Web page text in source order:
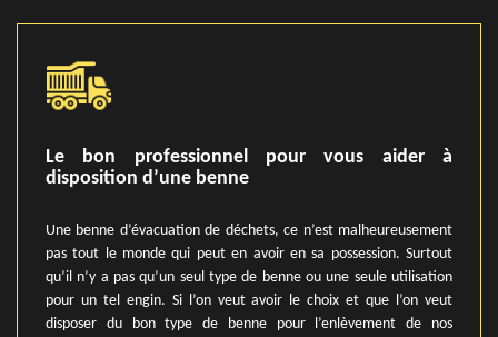
Le bon professionnel pour vous aider à
disposition d’une benne
Une benne d’évacuation de déchets, ce n’est malheureusement
pas tout le monde qui peut en avoir en sa possession. Surtout
qu’il n’y a pas qu’un seul type de benne ou une seule utilisation
pour un tel engin. Si l’on veut avoir le choix et que l’on veut
disposer du bon type de benne pour l’enlèvement de nos